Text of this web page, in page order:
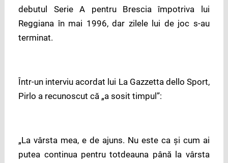
debutul Serie A pentru Brescia împotriva lui
Reggiana în mai 1996, dar zilele lui de joc s-au
terminat.
Într-un interviu acordat lui La Gazzetta dello Sport,
Pirlo a recunoscut că „a sosit timpul”:
„La vârsta mea, e de ajuns. Nu este ca şi cum ai
putea continua pentru totdeauna până la vârsta